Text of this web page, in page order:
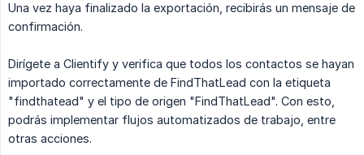
Una vez haya finalizado la exportación, recibirás un mensaje de
confirmación.
Dirígete a Clientify y verifica que todos los contactos se hayan
importado correctamente de FindThatLead con la etiqueta
"findthatead" y el tipo de origen "FindThatLead". Con esto,
podrás implementar flujos automatizados de trabajo, entre
otras acciones.